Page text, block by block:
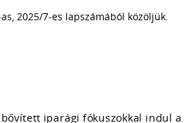
2025/7-es lapszámából közöljük.